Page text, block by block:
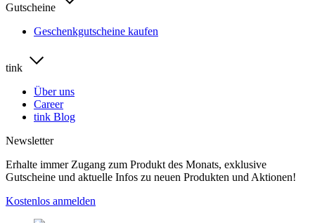
Gutscheine
Geschenkgutscheine kaufen
tink
Über uns
Career
tink Blog
Newsletter
Erhalte immer Zugang zum Produkt des Monats, exklusive
Gutscheine und aktuelle Infos zu neuen Produkten und Aktionen!
Kostenlos anmelden